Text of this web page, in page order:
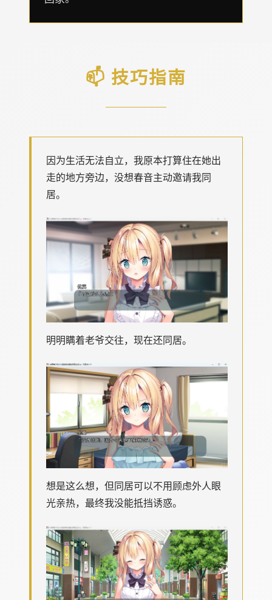
📫 技巧指南
因为生活无法自立，我原本打算住在她出
走的地方旁边，没想春音主动邀请我同
居。
明明瞒着老爷交往，现在还同居。
想是这么想，但同居可以不用顾虑外人眼
光亲热，最终我没能抵挡诱惑。